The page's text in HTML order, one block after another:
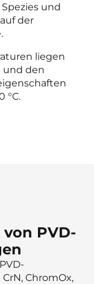
und
der
liegen
und den
°C.
von PVD-
ChromOx,